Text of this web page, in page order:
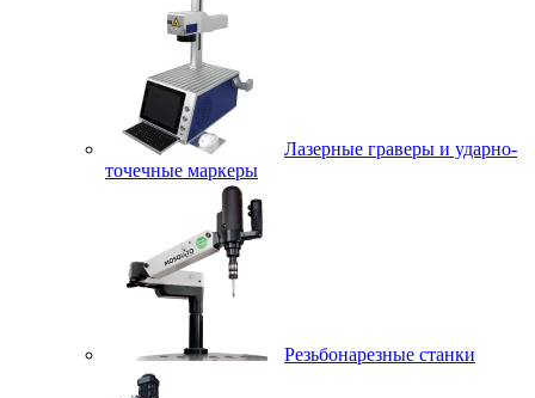
Лазерные граверы и ударно-
точечные маркеры
Резьбонарезные станки